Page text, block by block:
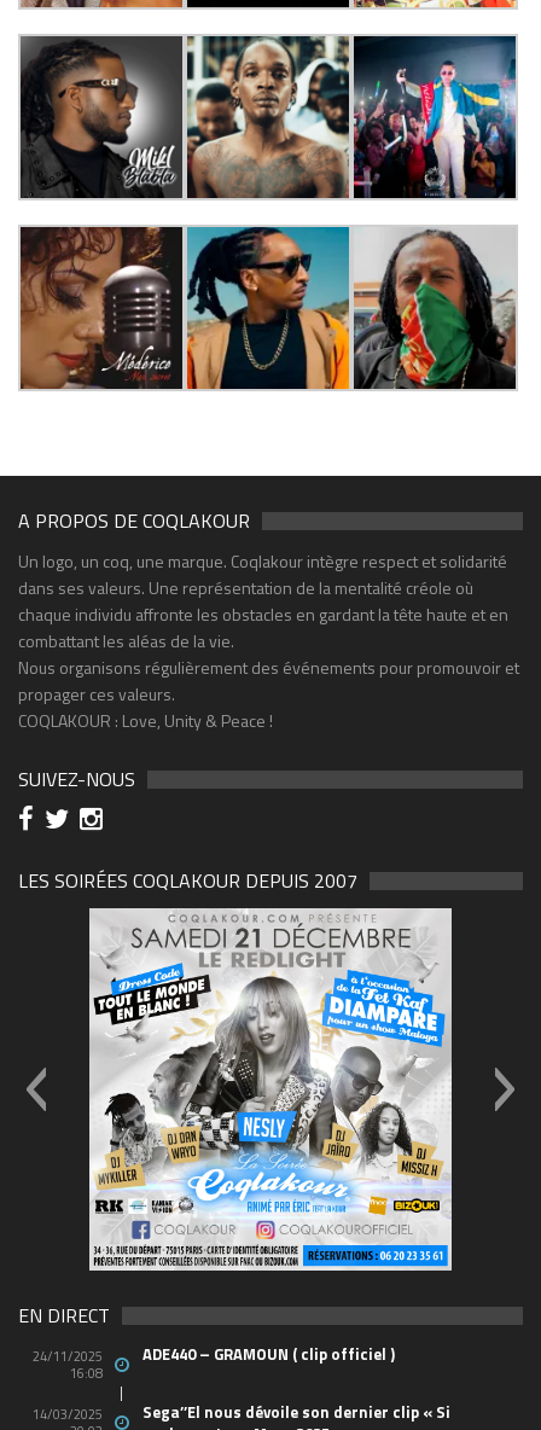
A PROPOS DE COQLAKOUR
Un logo, un coq, une marque. Coqlakour intègre respect et solidarité
dans ses valeurs. Une représentation de la mentalité créole où
chaque individu affronte les obstacles en gardant la tête haute et en
combattant les aléas de la vie.
Nous organisons régulièrement des événements pour promouvoir et
propager ces valeurs.
COQLAKOUR : Love, Unity & Peace !
SUIVEZ-NOUS
LES SOIRÉES COQLAKOUR DEPUIS 2007
EN DIRECT
24/11/2025
16:08
ADE440 – GRAMOUN ( clip officiel )
14/03/2025
Sega’’El nous dévoile son dernier clip « Si